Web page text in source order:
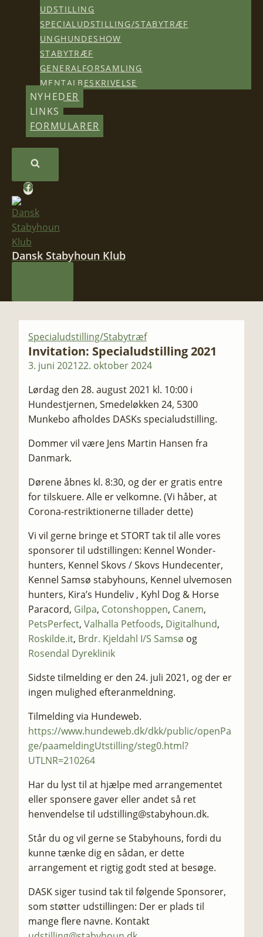
UDSTILLING
SPECIALUDSTILLING/STABYTRÆF
UNGHUNDESHOW
STABYTRÆF
GENERALFORSAMLING
MENTALBESKRIVELSE
NYHEDER
LINKS
FORMULARER
Dansk Stabyhoun Klub
Specialudstilling/Stabytræf
Invitation: Specialudstilling 2021​
3. juni 202122. oktober 2024
​​Lørdag den 28. august 2021 kl. 10:00 i
Hundestjernen, Smedeløkken 24, 5300
Munkebo afholdes DASKs specialudstilling.
​Dommer vil være Jens Martin Hansen fra
Danmark.
​Dørene åbnes kl. 8:30, og der er gratis entre
for tilskuere. Alle er velkomne. (Vi håber, at
Corona-restriktionerne tillader dette)
​Vi vil gerne bringe et STORT tak til alle vores
sponsorer til udstillingen: Kennel Wonder-
hunters, Kennel Skovs / Skovs Hundecenter,
Kennel Samsø stabyhouns, Kennel ulvemosen
hunters, Kira’s Hundeliv , Kyhl Dog & Horse
Paracord, Gilpa, Cotonshoppen, Canem,
PetsPerfect, Valhalla Petfoods, Digitalhund,
Roskilde.it, Brdr. Kjeldahl I/S Samsø og
Rosendal Dyreklinik
​Sidste tilmelding er den 24. juli 2021, og der er
ingen mulighed efteranmeldning.
​Tilmelding via Hundeweb.
https://www.hundeweb.dk/dkk/public/openPa
ge/paameldingUtstilling/steg0.html?
UTLNR=210264
​Har du lyst til at hjælpe med arrangementet
eller sponsere gaver eller andet så ret
henvendelse til udstilling@stabyhoun.dk.
Står du og vil gerne se Stabyhouns, fordi du
kunne tænke dig en sådan, er dette
arrangement et rigtig godt sted at besøge.
DASK siger tusind tak til følgende Sponsorer,
som støtter udstillingen: ​Der er plads til
mange flere navne. Kontakt